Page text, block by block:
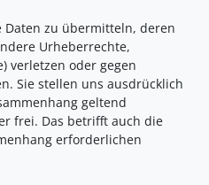
Daten zu übermitteln, deren
Urheberrechte,
verletzen oder gegen
Sie stellen uns ausdrücklich
geltend
frei. Das betrifft auch die
erforderlichen